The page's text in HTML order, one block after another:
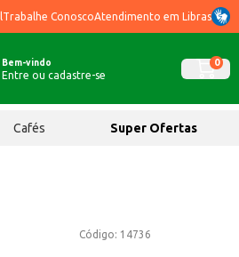
Trabalhe ConoscoAtendimento em Libras
Bem-vindo
Entre ou cadastre-se
0
Cafés Super Ofertas
Código: 14736